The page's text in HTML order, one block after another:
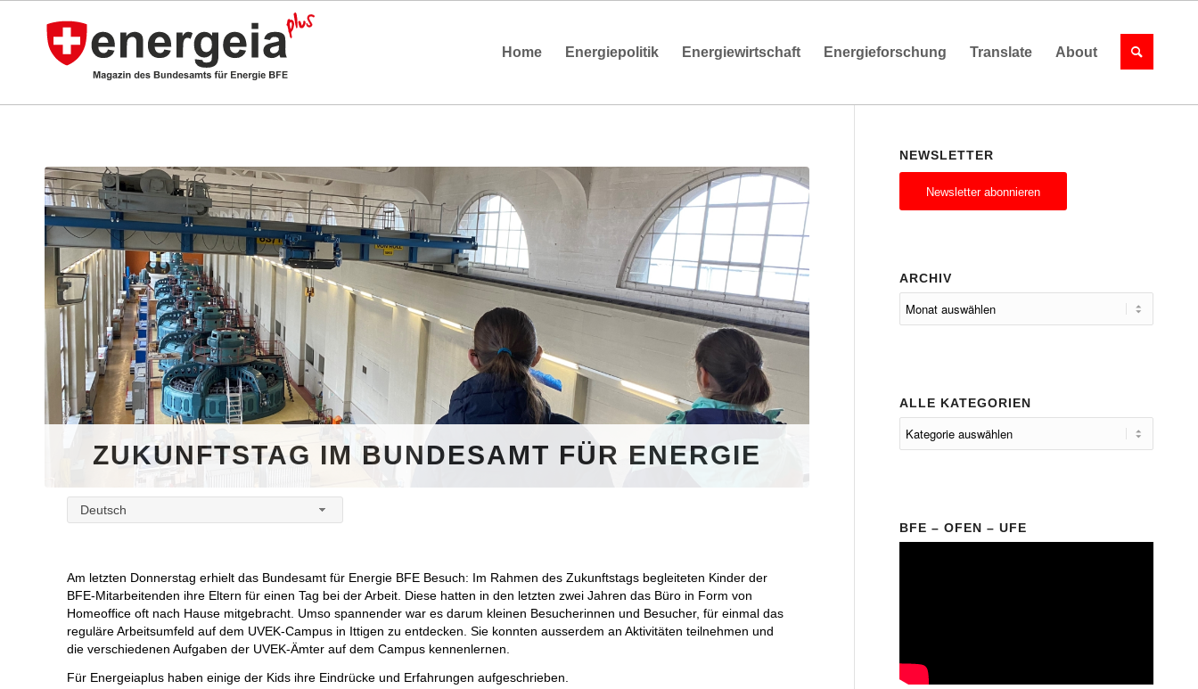
Home Energiepolitik Energiewirtschaft Energieforschung Translate About
ZUKUNFTSTAG IM BUNDESAMT FÜR ENERGIE
Deutsch
Am letzten Donnerstag erhielt das Bundesamt für Energie BFE Besuch: Im Rahmen des Zukunftstags begleiteten Kinder der
BFE-Mitarbeitenden ihre Eltern für einen Tag bei der Arbeit. Diese hatten in den letzten zwei Jahren das Büro in Form von
Homeoffice oft nach Hause mitgebracht. Umso spannender war es darum kleinen Besucherinnen und Besucher, für einmal das
reguläre Arbeitsumfeld auf dem UVEK-Campus in Ittigen zu entdecken. Sie konnten ausserdem an Aktivitäten teilnehmen und
die verschiedenen Aufgaben der UVEK-Ämter auf dem Campus kennenlernen.
Für Energeiaplus haben einige der Kids ihre Eindrücke und Erfahrungen aufgeschrieben.
NEWSLETTER
Newsletter abonnieren
ARCHIV
ALLE KATEGORIEN
BFE – OFEN – UFE